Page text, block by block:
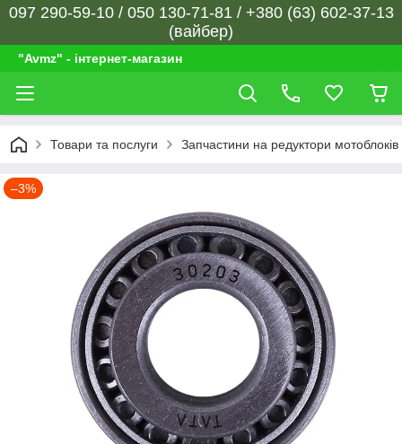
097 290-59-10 / 050 130-71-81 / +380 (63) 602-37-13
(вайбер)
"Avmz" - інтернет-магазин
Товари та послуги Запчастини на редуктори мотоблоків
–3%